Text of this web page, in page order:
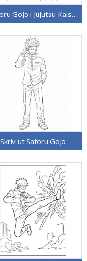
Satoru Gojo i Jujutsu Kaisen
Skriv ut Satoru Gojo